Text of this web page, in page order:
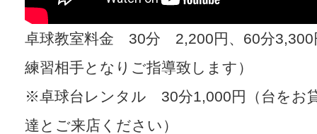
卓球教室料金 30分 2,200円、60分3,300
練習相手となりご指導致します）
​※卓球台レンタル 30分1,000円（台をお
達とご来店ください）